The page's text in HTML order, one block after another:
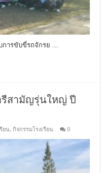
การขับขี่รถจักรย …
รีสามัญรุ่นใหญ่ ปี
ยน, กิจกรรมโรงเรียน 0